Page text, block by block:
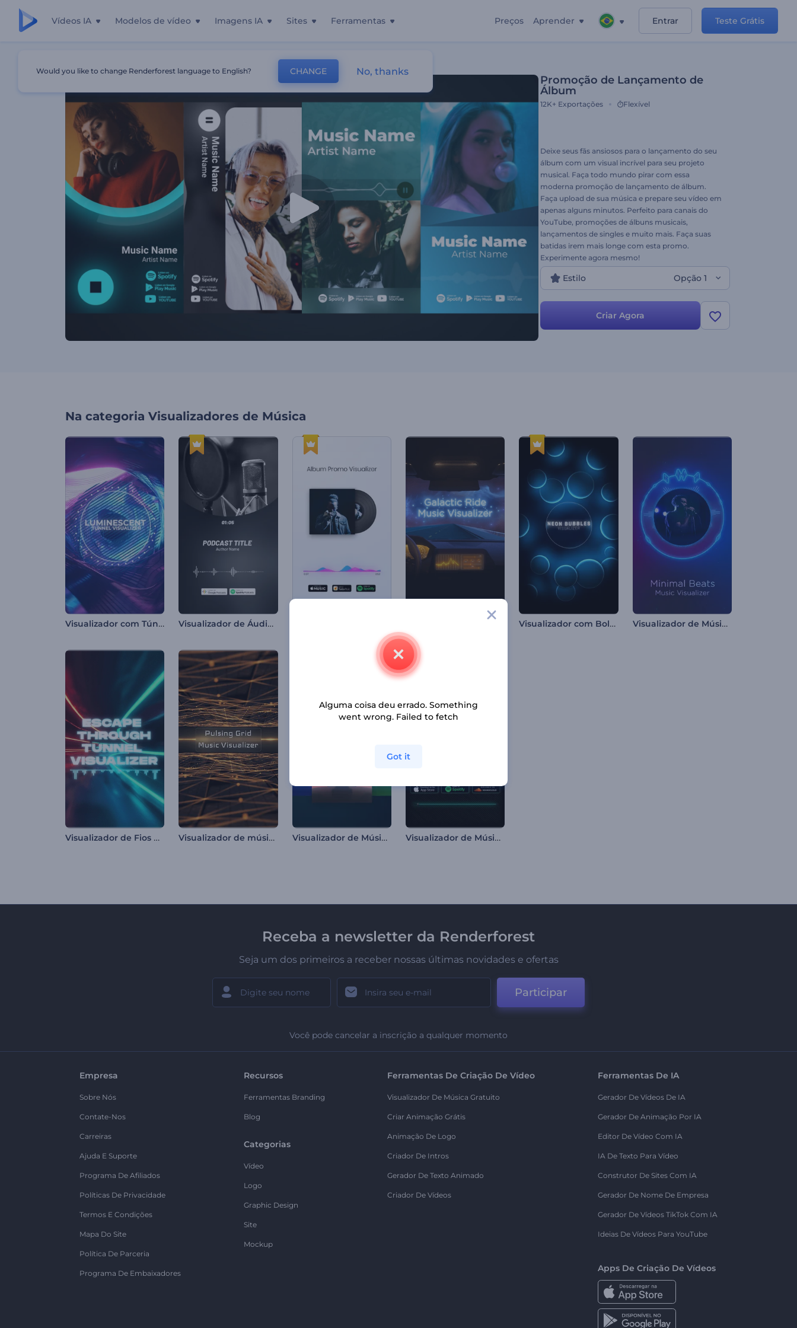
Vídeos IA Modelos de vídeo Imagens IA Sites Ferramentas Preços Aprender Entrar Teste Grátis
Promoção de Lançamento de
Álbum
12K+ Exportações Flexível
Deixe seus fãs ansiosos para o lançamento do seu
álbum com um visual incrível para seu projeto
musical. Faça todo mundo pirar com essa
moderna promoção de lançamento de álbum.
Faça upload de sua música e prepare seu vídeo em
apenas alguns minutos. Perfeito para canais do
YouTube, promoções de álbuns musicais,
lançamentos de singles e muito mais. Faça suas
batidas irem mais longe com esta promo.
Experimente agora mesmo!
Estilo Opção 1
Criar Agora
Na categoria Visualizadores de Música
Visualizador com Túnel Luminoso Visualizador de Áudio para Podcast Visualizador com Bolhas Neon Visualizador de Música Minimalista de Batidas
Visualizador de Fios de Túnel Neon Visualizador de música em grade pulsante Visualizador de Música Rítmica Visualizador de Música para Lançamentos
Receba a newsletter da Renderforest
Seja um dos primeiros a receber nossas últimas novidades e ofertas
Participar
Você pode cancelar a inscrição a qualquer momento
Empresa
Sobre Nós
Contate-Nos
Carreiras
Ajuda E Suporte
Programa De Afiliados
Políticas De Privacidade
Termos E Condições
Mapa Do Site
Política De Parceria
Programa De Embaixadores
Recursos
Ferramentas Branding
Blog
Categorias
Vídeo
Logo
Graphic Design
Site
Mockup
Ferramentas De Criação De Vídeo
Visualizador De Música Gratuito
Criar Animação Grátis
Animação De Logo
Criador De Intros
Gerador De Texto Animado
Criador De Vídeos
Ferramentas De IA
Gerador De Vídeos De IA
Gerador De Animação Por IA
Editor De Vídeo Com IA
IA De Texto Para Vídeo
Construtor De Sites Com IA
Gerador De Nome De Empresa
Gerador De Vídeos TikTok Com IA
Ideias De Vídeos Para YouTube
Apps De Criação De Vídeos
Would you like to change Renderforest language to English? CHANGE No, thanks
Alguma coisa deu errado. Something
went wrong. Failed to fetch
Got it